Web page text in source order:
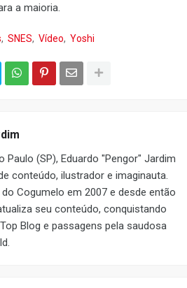
a maioria.
SNES Vídeo Yoshi
Paulo (SP), Eduardo "Pengor" Jardim
conteúdo, ilustrador e imaginauta.
Cogumelo em 2007 e desde então
seu conteúdo, conquistando
Blog e passagens pela saudosa